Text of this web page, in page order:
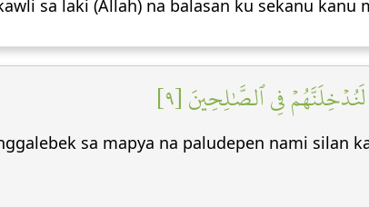
sa laki (Allah) na balasan ku sekanu kanu
فِي ٱلصَّٰلِحِينَ [٩]
sa mapya na paludepen nami silan